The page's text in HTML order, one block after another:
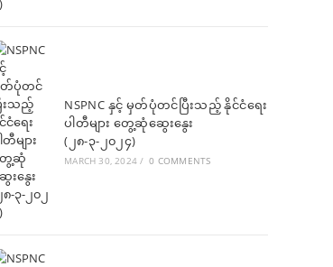
NSPNC နှင့် မှတ်ပုံတင်ပြီးသည့် နိုင်ငံရေး
ပါတီများ တွေ့ဆုံဆွေးနွေး
(၂၈-၃-၂၀၂၄)
MARCH 30, 2024 / 0 COMMENTS